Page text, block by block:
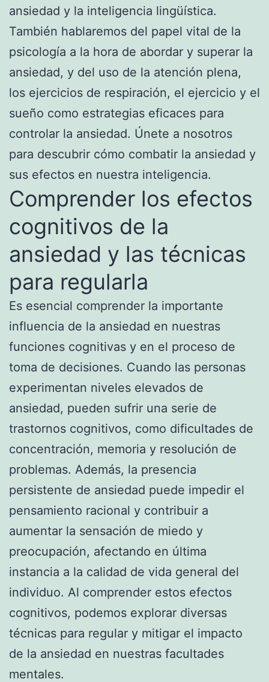
ansiedad y la inteligencia lingüística.
También hablaremos del papel vital de la
psicología a la hora de abordar y superar la
ansiedad, y del uso de la atención plena,
los ejercicios de respiración, el ejercicio y el
sueño como estrategias eficaces para
controlar la ansiedad. Únete a nosotros
para descubrir cómo combatir la ansiedad y
sus efectos en nuestra inteligencia.
Comprender los efectos
cognitivos de la
ansiedad y las técnicas
para regularla
Es esencial comprender la importante
influencia de la ansiedad en nuestras
funciones cognitivas y en el proceso de
toma de decisiones. Cuando las personas
experimentan niveles elevados de
ansiedad, pueden sufrir una serie de
trastornos cognitivos, como dificultades de
concentración, memoria y resolución de
problemas. Además, la presencia
persistente de ansiedad puede impedir el
pensamiento racional y contribuir a
aumentar la sensación de miedo y
preocupación, afectando en última
instancia a la calidad de vida general del
individuo. Al comprender estos efectos
cognitivos, podemos explorar diversas
técnicas para regular y mitigar el impacto
de la ansiedad en nuestras facultades
mentales.